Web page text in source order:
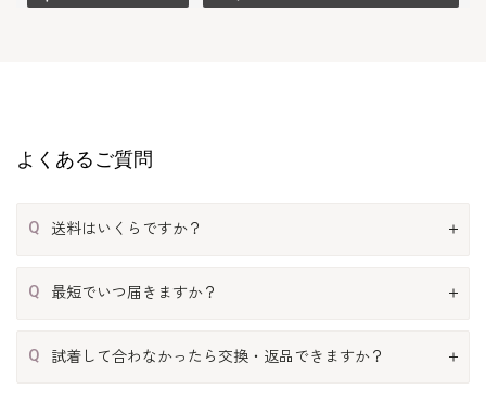
よくあるご質問
Q 送料はいくらですか？
Q 最短でいつ届きますか？
Q 試着して合わなかったら交換・返品できますか？